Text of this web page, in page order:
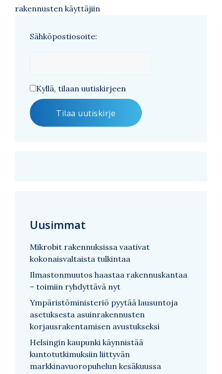
rakennusten käyttäjiin
Sähköpostiosoite:
Kyllä, tilaan uutiskirjeen
Uusimmat
Mikrobit rakennuksissa vaativat
kokonaisvaltaista tulkintaa
Ilmastonmuutos haastaa rakennuskantaa
– toimiin ryhdyttävä nyt
Ympäristöministeriö pyytää lausuntoja
asetuksesta asuinrakennusten
korjausrakentamisen avustukseksi
Helsingin kaupunki käynnistää
kuntotutkimuksiin liittyvän
markkinavuoropuhelun kesäkuussa